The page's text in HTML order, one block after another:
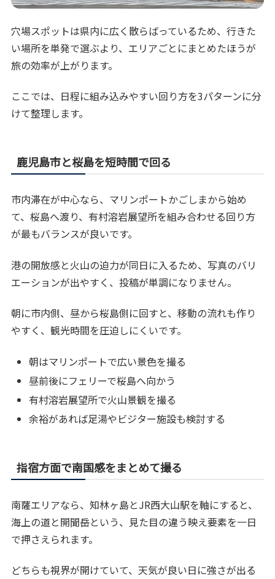
穴場スポットは県内に広く散らばっているため、行きた
い場所を単発で選ぶより、エリアごとにまとめたほうが
旅の効率が上がります。
ここでは、日程に組み込みやすい回り方を3パターンに分
けて整理します。
鹿児島市と桜島を短時間で回る
市内滞在が中心なら、マリンポートかごしまから始め
て、桜島へ渡り、有村溶岩展望所を組み合わせる回り方
が最もバランスが良いです。
港の開放感と火山の迫力が同日に入るため、写真のバリ
エーションが出やすく、投稿が単調になりません。
朝に市内側、昼から桜島側に回すと、移動の流れも作り
やすく、観光時間を圧迫しにくいです。
朝はマリンポートで広い景色を撮る
昼前後にフェリーで桜島へ向かう
有村溶岩展望所で火山景観を撮る
余裕があれば足湯やビジター施設も検討する
指宿方面で南国感をまとめて撮る
南薩エリアなら、知林ヶ島とJR西大山駅を軸にすると、
海上の道と開聞岳という、見た目の違う映え要素を一日
で押さえられます。
どちらも視界が開けていて、天気が良い日に強さが出る